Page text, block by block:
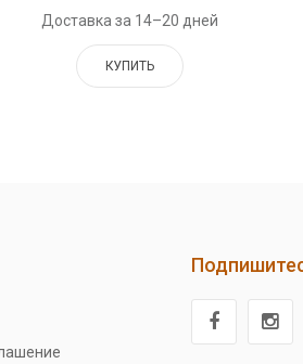
Доставка за 14–20 дней
КУПИТЬ